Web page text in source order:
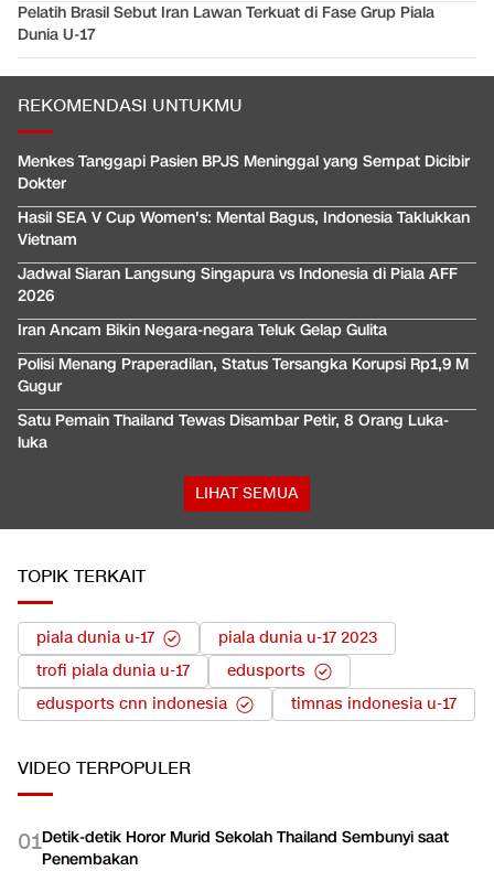
Pelatih Brasil Sebut Iran Lawan Terkuat di Fase Grup Piala
Dunia U-17
REKOMENDASI UNTUKMU
Menkes Tanggapi Pasien BPJS Meninggal yang Sempat Dicibir
Dokter
Hasil SEA V Cup Women's: Mental Bagus, Indonesia Taklukkan
Vietnam
Jadwal Siaran Langsung Singapura vs Indonesia di Piala AFF
2026
Iran Ancam Bikin Negara-negara Teluk Gelap Gulita
Polisi Menang Praperadilan, Status Tersangka Korupsi Rp1,9 M
Gugur
Satu Pemain Thailand Tewas Disambar Petir, 8 Orang Luka-
luka
LIHAT SEMUA
TOPIK TERKAIT
piala dunia u-17
piala dunia u-17 2023
trofi piala dunia u-17
edusports
edusports cnn indonesia
timnas indonesia u-17
VIDEO TERPOPULER
01Detik-detik Horor Murid Sekolah Thailand Sembunyi saat
Penembakan